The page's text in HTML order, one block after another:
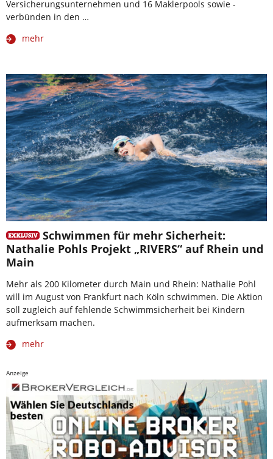
Versicherungsunternehmen und 16 Maklerpools sowie -
verbünden in den …
mehr
Schwimmen für mehr Sicherheit:
Nathalie Pohls Projekt „RIVERS“ auf Rhein und
Main
Mehr als 200 Kilometer durch Main und Rhein: Nathalie Pohl
will im August von Frankfurt nach Köln schwimmen. Die Aktion
soll zugleich auf fehlende Schwimmsicherheit bei Kindern
aufmerksam machen.
mehr
Anzeige